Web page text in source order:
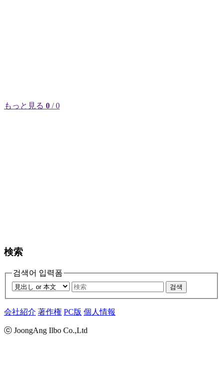
もっと見る 0 / 0
検索
검색어 입력폼
검색
会社紹介 著作権 PC版 個人情報
ⓒ JoongAng Ilbo Co.,Ltd